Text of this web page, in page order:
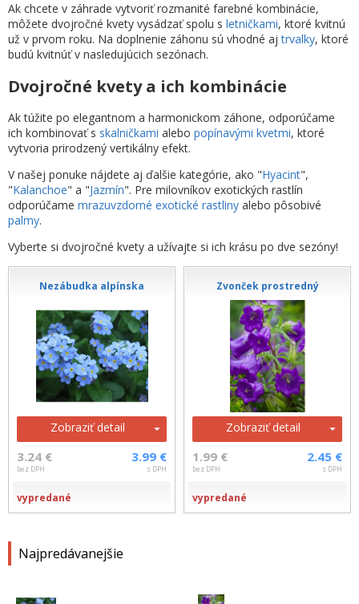
Najpredávanejšie
Ak chcete v záhrade vytvoriť rozmanité farebné kombinácie,
môžete dvojročné kvety vysádzať spolu s letničkami, ktoré kvitnú
už v prvom roku. Na doplnenie záhonu sú vhodné ajtrvalky, ktoré
budú kvitnúť v nasledujúcich sezónach.
Dvojročné kvety a ich kombinácie
Ak túžite po elegantnom a harmonickom záhone, odporúčame
ich kombinovať s skalničkami alebo popínavými kvetmi, ktoré
vytvoria prirodzený vertikálny efekt.
V našej ponuke nájdete aj ďalšie kategórie, ako "Hyacint",
"Kalanchoe" a "Jazmín". Pre milovníkov exotických rastlín
odporúčame mrazuvzdorné exotické rastliny alebo pôsobivé
palmy.
Vyberte si dvojročné kvety a užívajte si ich krásu po dve sezóny!
Nezábudka alpínska
Zobraziť detail
3.24 €
bez DPH
3.99 €
s DPH
vypredané
Zvonček prostredný
Zobraziť detail
1.99 €
bez DPH
2.45 €
s DPH
vypredané